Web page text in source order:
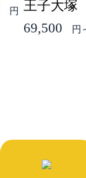
円
王子大塚
69,500
円